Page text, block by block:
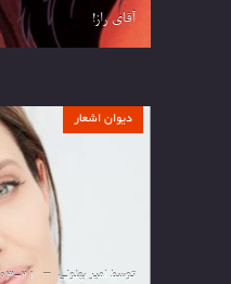
آقای راز!
دیوان اشعار
توسط امیر بهلولی 21